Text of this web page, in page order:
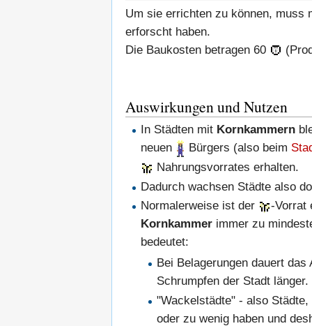
Um sie errichten zu können, muss
erforscht haben.
Die Baukosten betragen 60
Auswirkungen und Nutzen
In Städten mit Kornkammern
neuen
Bürgers (also beim
Nahrungsvorrates erhalten.
Dadurch wachsen Städte also
Normalerweise ist der
-Vorrat
Kornkammer immer zu
bedeutet:
Bei Belagerungen dauert das
Schrumpfen der Stadt länger.
"Wackelstädte" - also
oder zu wenig haben und